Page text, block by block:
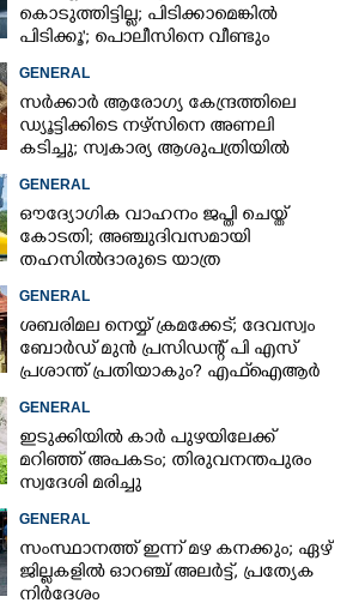
കൊടുത്തിട്ടില്ല; പിടിക്കാമെങ്കിൽ
പിടിക്കൂ'; പൊലീസിനെ വീണ്ടും
വെല്ലുവിളിച്ച് അർജുൻ ആയങ്കി
GENERAL
സർക്കാർ ആരോഗ്യ കേന്ദ്രത്തിലെ
ഡ്യൂട്ടിക്കിടെ നഴ്സിനെ അണലി
കടിച്ചു; സ്വകാര്യ ആശുപത്രിയിൽ
ചികിത്സയിൽ
GENERAL
ഔദ്യോഗിക വാഹനം ജപ്തി ചെയ്ത്
കോടതി; അഞ്ചുദിവസമായി
തഹസിൽദാരുടെ യാത്ര
ടിപ്പർ ലോറിയിൽ
GENERAL
ശബരിമല നെയ്യ് ക്രമക്കേട്; ദേവസ്വം
ബോർഡ് മുൻ പ്രസിഡന്റ് പി എസ്
പ്രശാന്ത് പ്രതിയാകും? എഫ്ഐആർ
ഇന്ന് കോടതിയിൽ
GENERAL
ഇടുക്കിയിൽ കാർ പുഴയിലേക്ക്
മറിഞ്ഞ് അപകടം; തിരുവനന്തപുരം
സ്വദേശി മരിച്ചു
GENERAL
സംസ്ഥാനത്ത് ഇന്ന് മഴ കനക്കും; ഏഴ്
ജില്ലകളിൽ ഓറഞ്ച് അലർട്ട്, പ്രത്യേക
നിർദേശം